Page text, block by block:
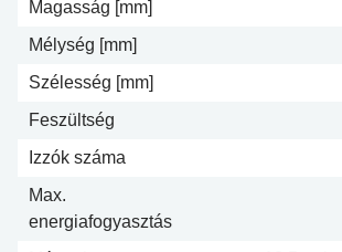
Magasság [mm]
Mélység [mm]
Szélesség [mm]
Feszültség
Izzók száma
Max.
energiafogyasztás